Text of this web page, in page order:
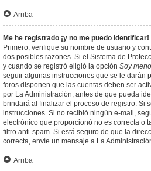
Arriba
Me he registrado ¡y no me puedo identificar!
Primero, verifique su nombre de usuario y
dos posibles razones. Si el Sistema de
y cuando se registró eligió la opción Soy
seguir algunas instrucciones que se le darán
foros disponen que las cuentas deben ser
por La Administración, antes de que pueda
brindará al finalizar el proceso de registro. Si
instrucciones. Si no recibió ningún e-mail,
electrónico que proporcionó no es correcta o
filtro anti-spam. Si está seguro de que la
correcta, envíe un mensaje a La
Arriba